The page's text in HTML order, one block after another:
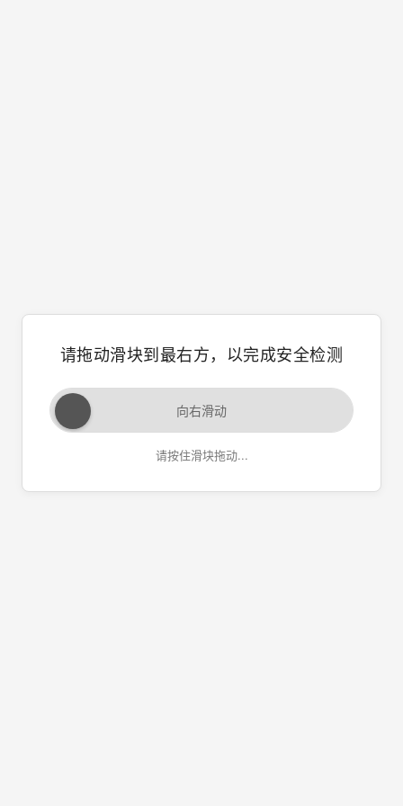
请拖动滑块到最右方，以完成安全检测
向右滑动
请按住滑块拖动...